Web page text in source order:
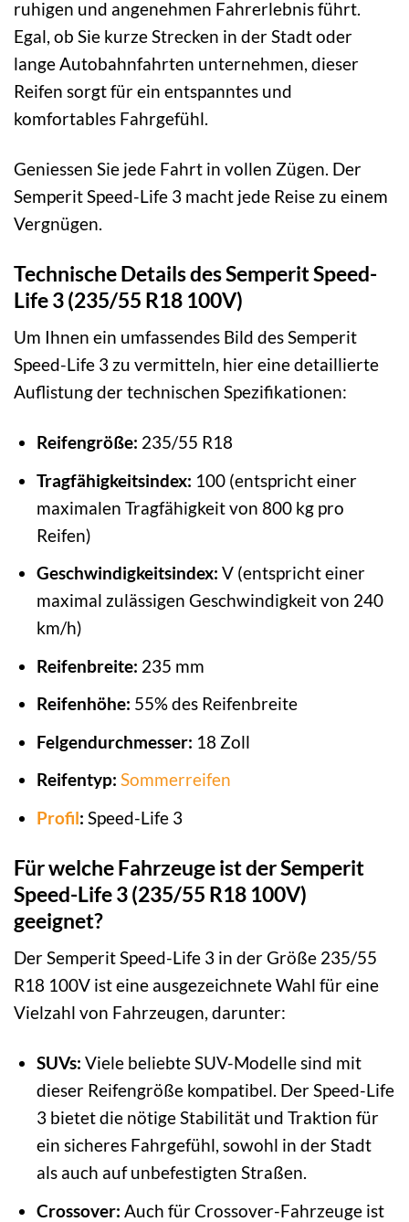
ruhigen und angenehmen Fahrerlebnis führt.
Egal, ob Sie kurze Strecken in der Stadt oder
lange Autobahnfahrten unternehmen, dieser
Reifen sorgt für ein entspanntes und
komfortables Fahrgefühl.
Geniessen Sie jede Fahrt in vollen Zügen. Der
Semperit Speed-Life 3 macht jede Reise zu einem
Vergnügen.
Technische Details des Semperit Speed-
Life 3 (235/55 R18 100V)
Um Ihnen ein umfassendes Bild des Semperit
Speed-Life 3 zu vermitteln, hier eine detaillierte
Auflistung der technischen Spezifikationen:
Reifengröße: 235/55 R18
Tragfähigkeitsindex: 100 (entspricht einer
maximalen Tragfähigkeit von 800 kg pro
Reifen)
Geschwindigkeitsindex: V (entspricht einer
maximal zulässigen Geschwindigkeit von 240
km/h)
Reifenbreite: 235 mm
Reifenhöhe: 55% des Reifenbreite
Felgendurchmesser: 18 Zoll
Reifentyp: Sommerreifen
Profil: Speed-Life 3
Für welche Fahrzeuge ist der Semperit
Speed-Life 3 (235/55 R18 100V)
geeignet?
Der Semperit Speed-Life 3 in der Größe 235/55
R18 100V ist eine ausgezeichnete Wahl für eine
Vielzahl von Fahrzeugen, darunter:
SUVs: Viele beliebte SUV-Modelle sind mit
dieser Reifengröße kompatibel. Der Speed-Life
3 bietet die nötige Stabilität und Traktion für
ein sicheres Fahrgefühl, sowohl in der Stadt
als auch auf unbefestigten Straßen.
Crossover: Auch für Crossover-Fahrzeuge ist